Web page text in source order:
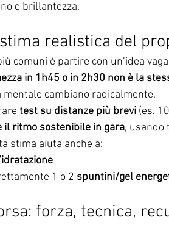
e brillantezza.
realistica del
comuni è partire con un’idea
in 1h45 o in 2h30 non è la
cambiano radicalmente.
test su distanze più brevi (es.
il ritmo sostenibile in gara, usando
stima aiuta anche a:
1 o 2 spuntini/gel
forza, tecnica,